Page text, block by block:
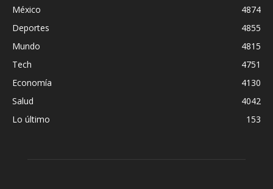
México
4874
Deportes
4855
Mundo
4815
Tech
4751
Economía
4130
Salud
4042
Lo último
153